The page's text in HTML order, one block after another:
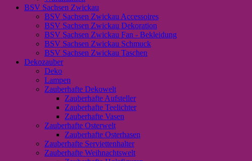
BSV Sachsen Zwickau
BSV Sachsen Zwickau Accessoires
BSV Sachsen Zwickau Dekoration
BSV Sachsen Zwickau Fan - Bekleidung
BSV Sachsen Zwickau Schmuck
BSV Sachsen Zwickau Taschen
Dekozauber
Deko
Lampen
Zauberhafte Dekowelt
Zauberhafte Aufsteller
Zauberhafte Teelichter
Zauberhafte Vasen
Zauberhafte Osterwelt
Zauberhafte Osterhasen
Zauberhafte Serviettenhalter
Zauberhafte Weihnachtswelt